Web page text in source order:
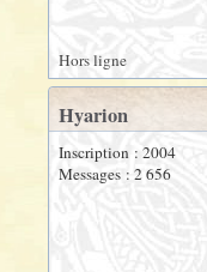
Hors ligne
Hyarion
Inscription : 2004
Messages : 2 656